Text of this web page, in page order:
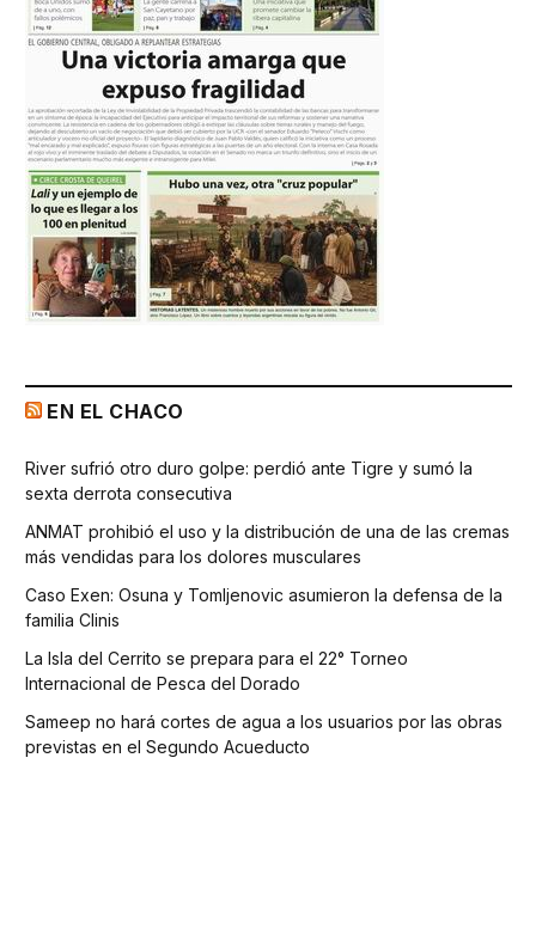
EN EL CHACO
River sufrió otro duro golpe: perdió ante Tigre y sumó la
sexta derrota consecutiva
ANMAT prohibió el uso y la distribución de una de las cremas
más vendidas para los dolores musculares
Caso Exen: Osuna y Tomljenovic asumieron la defensa de la
familia Clinis
La Isla del Cerrito se prepara para el 22° Torneo
Internacional de Pesca del Dorado
Sameep no hará cortes de agua a los usuarios por las obras
previstas en el Segundo Acueducto